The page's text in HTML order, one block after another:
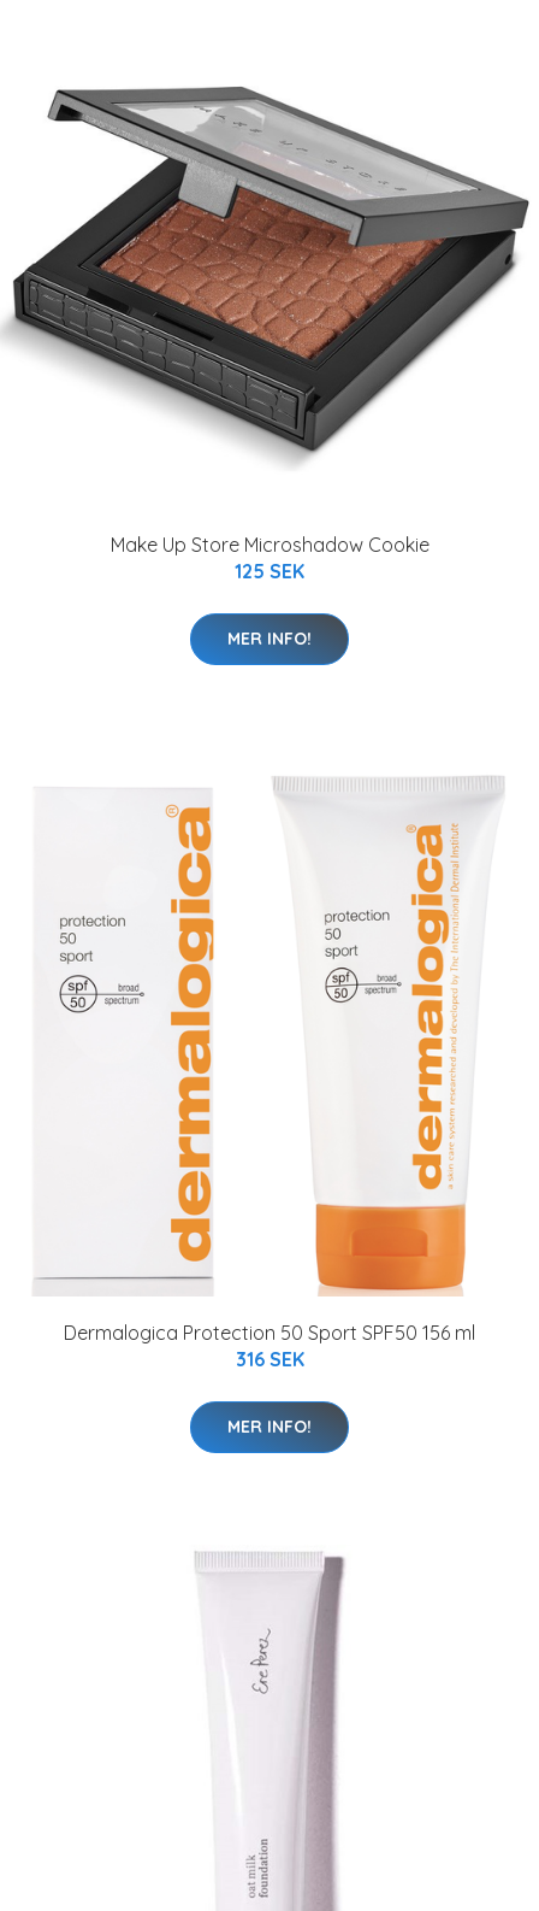
Make Up Store Microshadow Cookie
125 SEK
MER INFO!
Dermalogica Protection 50 Sport SPF50 156 ml
316 SEK
MER INFO!